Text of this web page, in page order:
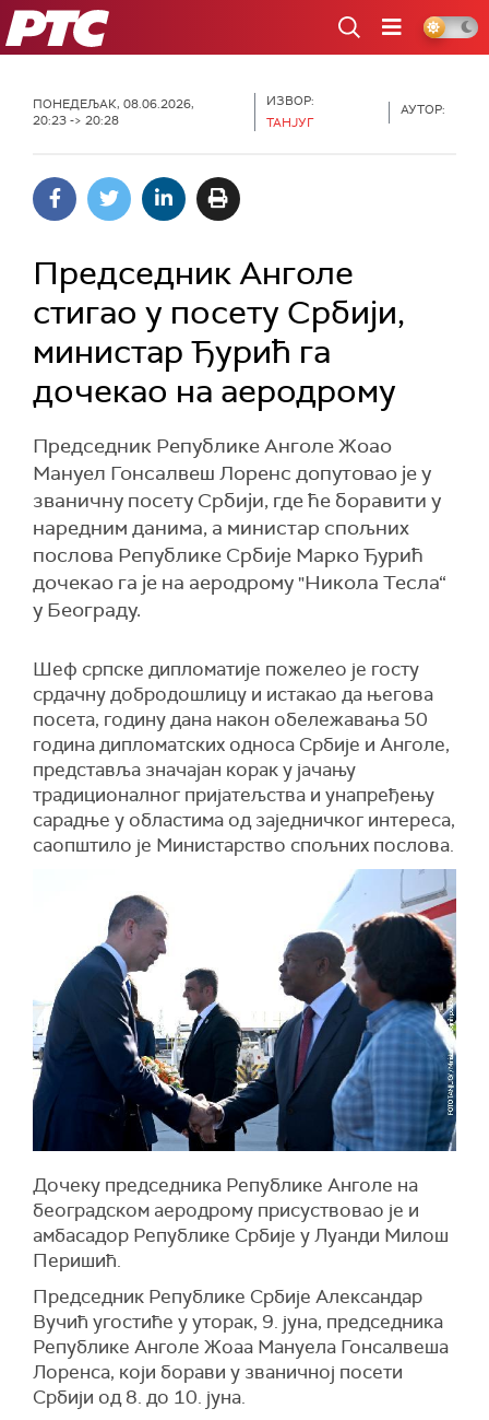
РТС
ПОНЕДЕЉАК, 08.06.2026,
20:23 -> 20:28
ИЗВОР:
ТАНЈУГ
АУТОР:
Председник Анголе
стигао у посету Србији,
министар Ђурић га
дочекао на аеродрому
Председник Републике Анголе Жоао
Мануел Гонсалвеш Лоренс допутовао је у
званичну посету Србији, где ће боравити у
наредним данима, а министар спољних
послова Републике Србије Марко Ђурић
дочекао га је на аеродрому "Никола Тесла“
у Београду.
Шеф српске дипломатије пожелео је госту
срдачну добродошлицу и истакао да његова
посета, годину дана након обележавања 50
година дипломатских односа Србије и Анголе,
представља значајан корак у јачању
традиционалног пријатељства и унапређењу
сарадње у областима од заједничког интереса,
саопштило је Министарство спољних послова.
Дочеку председника Републике Анголе на
београдском аеродрому присуствовао је и
амбасадор Републике Србије у Луанди Милош
Перишић.
Председник Републике Србије Александар
Вучић угостиће у уторак, 9. јуна, председника
Републике Анголе Жоаа Мануела Гонсалвеша
Лоренса, који борави у званичној посети
Србији од 8. до 10. јуна.